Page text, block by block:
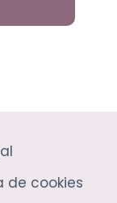
de cookies